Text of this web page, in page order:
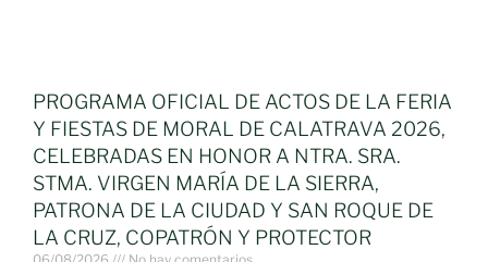
PROGRAMA OFICIAL DE ACTOS DE LA FERIA
Y FIESTAS DE MORAL DE CALATRAVA 2026,
CELEBRADAS EN HONOR A NTRA. SRA.
STMA. VIRGEN MARÍA DE LA SIERRA,
PATRONA DE LA CIUDAD Y SAN ROQUE DE
LA CRUZ, COPATRÓN Y PROTECTOR